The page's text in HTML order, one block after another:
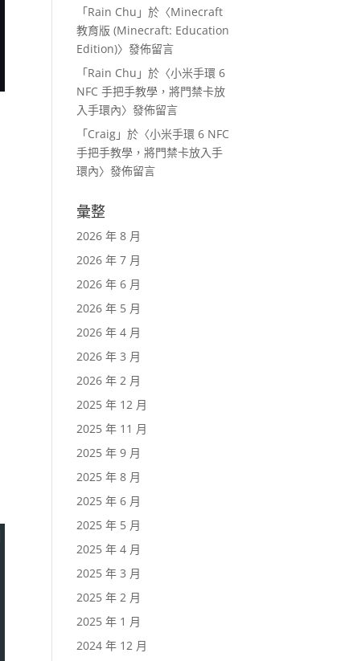
「Rain Chu 」於〈Minecraft
教育版 (Minecraft: Education
Edition)〉發佈留言
「Rain Chu 」於〈小米手環 6
NFC 手把手教學，將門禁卡放
入手環內〉發佈留言
「Craig 」於〈小米手環 6 NFC
手把手教學，將門禁卡放入手
環內〉發佈留言
彙整
2026 年 8 月
2026 年 7 月
2026 年 6 月
2026 年 5 月
2026 年 4 月
2026 年 3 月
2026 年 2 月
2025 年 12 月
2025 年 11 月
2025 年 9 月
2025 年 8 月
2025 年 6 月
2025 年 5 月
2025 年 4 月
2025 年 3 月
2025 年 2 月
2025 年 1 月
2024 年 12 月